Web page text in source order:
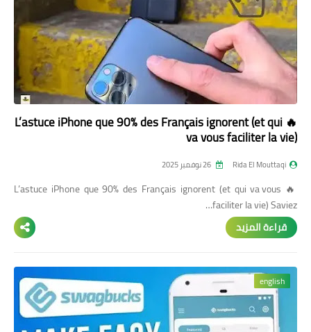
🔥 L’astuce iPhone que 90% des Français ignorent (et qui
va vous faciliter la vie)
Rida El Mouttaqi
🔥 L’astuce iPhone que 90% des Français ignorent (et qui va vous
faciliter la vie) Saviez…
قراءة المزيد
english